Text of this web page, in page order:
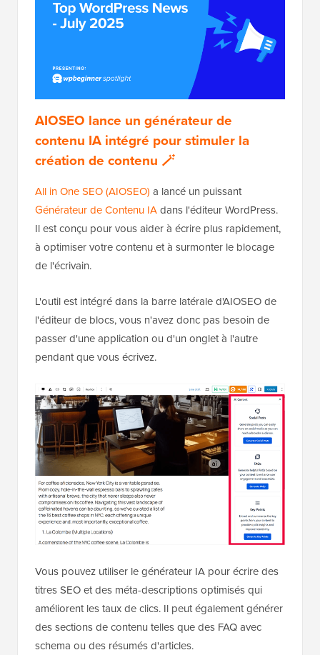
AIOSEO lance un générateur de
contenu IA intégré pour stimuler la
création de contenu 🪄
All in One SEO (AIOSEO) a lancé un puissant
Générateur de Contenu IAdans l'éditeur WordPress.
Il est conçu pour vous aider à écrire plus rapidement,
à optimiser votre contenu et à surmonter le blocage
de l'écrivain.
L'outil est intégré dans la barre latérale d'AIOSEO de
l'éditeur de blocs, vous n'avez donc pas besoin de
passer d'une application ou d'un onglet à l'autre
pendant que vous écrivez.
Vous pouvez utiliser le générateur IA pour écrire des
titres SEO et des méta-descriptions optimisés qui
améliorent les taux de clics. Il peut également générer
des sections de contenu telles que des FAQ avec
schema ou des résumés d'articles.